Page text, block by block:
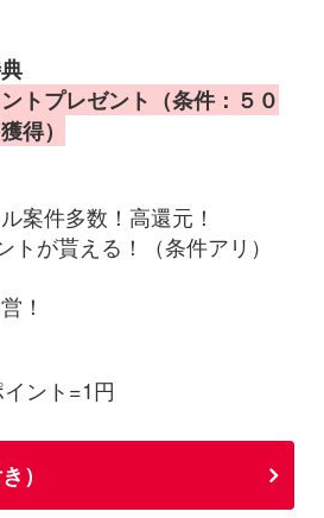
トプレゼント（条件：５０
得）
案件多数！高還元！
が貰える！（条件アリ）
！
ント=1円
）